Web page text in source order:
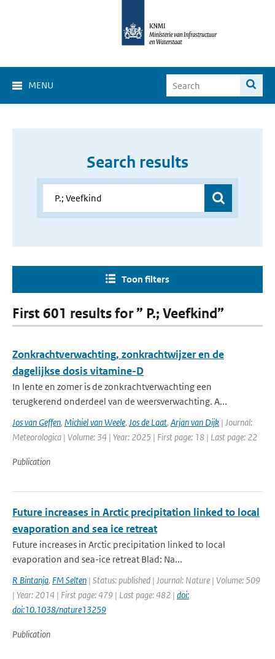
MENU
Search results
Toon filters
First 601 results for ” P.; Veefkind”
Zonkrachtverwachting, zonkrachtwijzer en de
dagelijkse dosis vitamine-D
In lente en zomer is de zonkrachtverwachting een
terugkerend onderdeel van de weersverwachting. A...
Jos van Geffen, Michiel van Weele, Jos de Laat, Arjan van Dijk | Journal:
Meteorologica | Volume: 34 | Year: 2025 | First page: 18 | Last page: 22
Publication
Future increases in Arctic precipitation linked to local
evaporation and sea ice retreat
Future increases in Arctic precipitation linked to local
evaporation and sea-ice retreat Blad: Na...
R Bintanja, FM Selten | Status: published | Journal: Nature | Volume: 509
| Year: 2014 | First page: 479 | Last page: 482 | doi:
doi:10.1038/nature13259
Publication